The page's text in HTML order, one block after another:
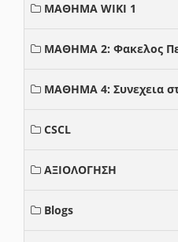
ΜΑΘΗΜΑ WIKI 1
ΜΑΘΗΜΑ 2: Φακελος
ΜΑΘΗΜΑ 4: Συνεχεια
CSCL
ΑΞΙΟΛΟΓΗΣΗ
Blogs